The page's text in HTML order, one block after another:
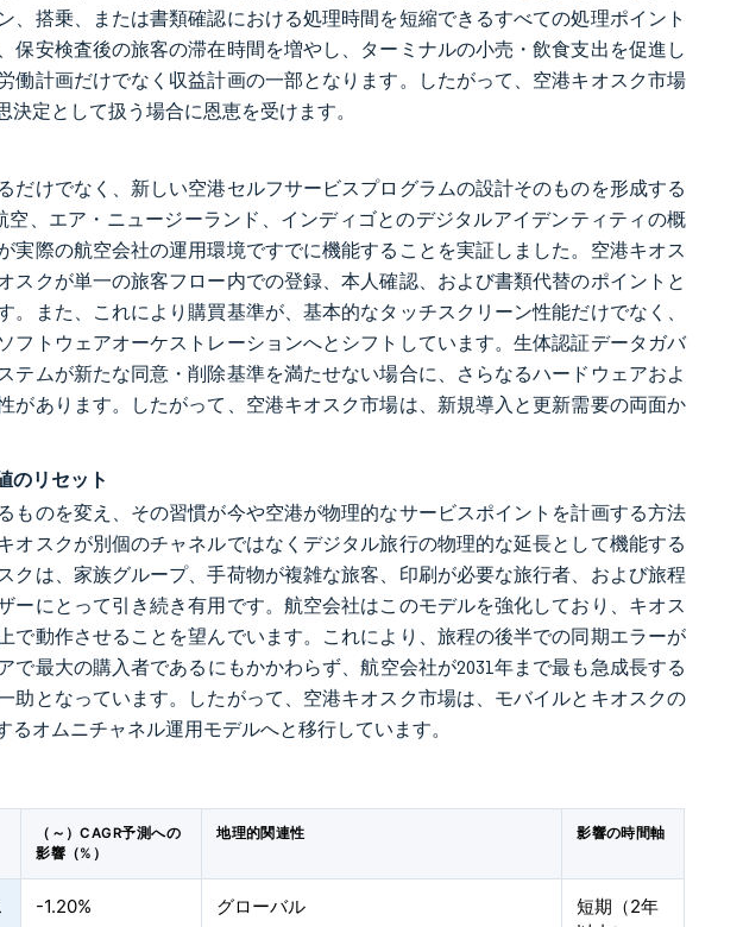
、搭乗、または書類確認における処理時間を短縮できるすべての処理ポイント
保安検査後の旅客の滞在時間を増やし、ターミナルの小売・飲食支出を促進し
働計画だけでなく収益計画の一部となります。したがって、空港キオスク市場
定として扱う場合に恩恵を受けます。
だけでなく、新しい空港セルフサービスプログラムの設計そのものを形成する
空、エア・ニュージーランド、インディゴとのデジタルアイデンティティの概
実際の航空会社の運用環境ですでに機能することを実証しました。空港キオス
スクが単一の旅客フロー内での登録、本人確認、および書類代替のポイントと
また、これにより購買基準が、基本的なタッチスクリーン性能だけでなく、
フトウェアオーケストレーションへとシフトしています。生体認証データガバ
テムが新たな同意・削除基準を満たせない場合に、さらなるハードウェアおよ
があります。したがって、空港キオスク市場は、新規導入と更新需要の両面か
のリセット
ものを変え、その習慣が今や空港が物理的なサービスポイントを計画する方法
オスクが別個のチャネルではなくデジタル旅行の物理的な延長として機能する
クは、家族グループ、手荷物が複雑な旅客、印刷が必要な旅行者、および旅程
ーにとって引き続き有用です。航空会社はこのモデルを強化しており、キオス
で動作させることを望んでいます。これにより、旅程の後半での同期エラーが
最大の購入者であるにもかかわらず、航空会社が2031年まで最も急成長する
助となっています。したがって、空港キオスク市場は、モバイルとキオスクの
オムニチャネル運用モデルへと移行しています。
（～）CAGR予測への
影響（%）
地理的関連性 影響の時間軸
-1.20% グローバル
短期（2年